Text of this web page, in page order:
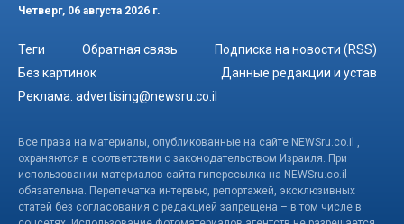
Четверг, 06 августа 2026 г.
Теги Обратная связь
Подписка на новости (RSS)
Без картинок
Данные редакции и устав
Реклама: advertising@newsru.co.il
Все права на материалы, опубликованные на сайте NEWSru.co.il ,
охраняются в соответствии с законодательством Израиля. При
использовании материалов сайта гиперссылка на NEWSru.co.il
обязательна. Перепечатка интервью, репортажей, эксклюзивных
статей без согласования с редакцией запрещена – в том числе в